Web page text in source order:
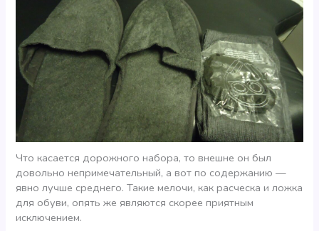
Что касается дорожного набора, то внешне он был
довольно непримечательный, а вот по содержанию —
явно лучше среднего. Такие мелочи, как расческа и ложка
для обуви, опять же являются скорее приятным
исключением.